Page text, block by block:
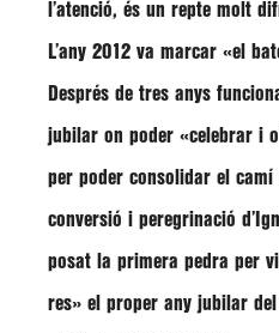
l’atenció, és un repte molt
L’any 2012 va marcar «el
Després de tres anys
jubilar on poder «celebrar i
per poder consolidar el
conversió i peregrinació
posat la primera pedra per
res» el proper any jubilar